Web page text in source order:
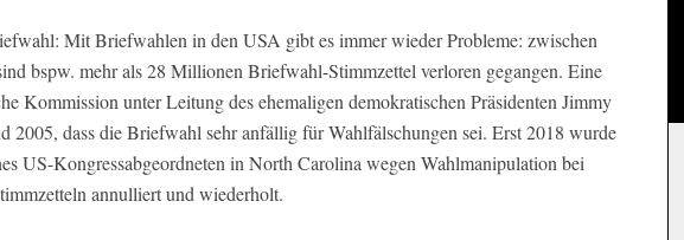
Mit Briefwahlen in den USA gibt es immer wieder Probleme: zwischen
bspw. mehr als 28 Millionen Briefwahl-Stimmzettel verloren gegangen. Eine
Kommission unter Leitung des ehemaligen demokratischen Präsidenten Jimmy
2005, dass die Briefwahl sehr anfällig für Wahlfälschungen sei. Erst 2018 wurde
US-Kongressabgeordneten in North Carolina wegen Wahlmanipulation bei
annulliert und wiederholt.